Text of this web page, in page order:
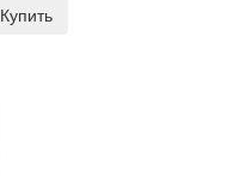
Купить